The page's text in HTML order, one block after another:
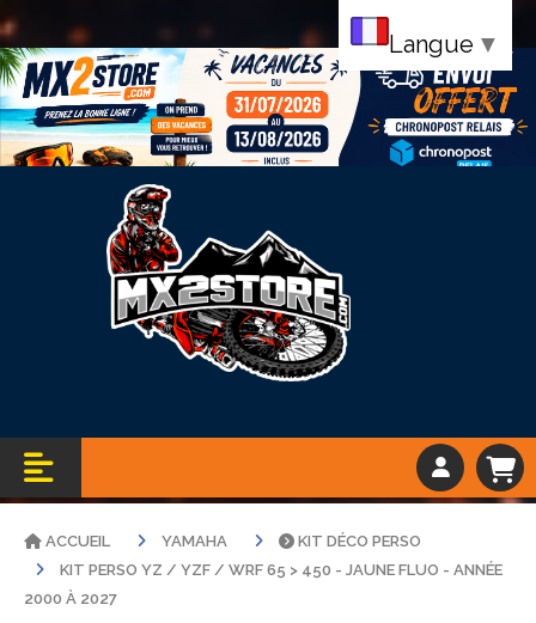
Bandeau vacance
ACCUEIL YAMAHA
KIT DÉCO PERSO
KIT PERSO YZ / YZF / WRF 65 > 450 - JAUNE FLUO - ANNÉE
2000 À 2027
Langue ▼